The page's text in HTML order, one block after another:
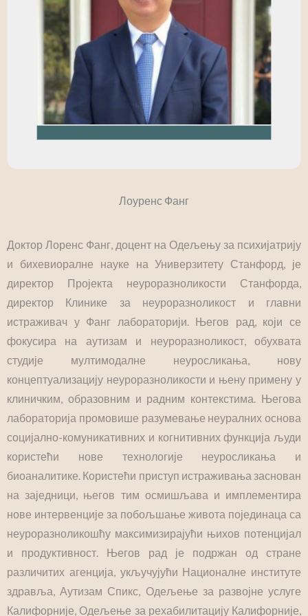
Лоуренс Фанг
Доктор Лоренс Фанг, доцент на Одељењу за психијатрију
и бихевиоралне науке на Универзитету Станфорд, је
директор Пројекта неуроразноликости Станфорда,
директор Клинике за неуроразноликост и главни
истраживач у Фанг лабораторији. Његов рад, који се
фокусира на аутизам и неуроразноликост, обухвата
студије мултимодалне неуросликања, нову
концептуализацију неуроразноликости и њену примену у
клиничким, образовним и радним контекстима. Његова
лабораторија промовише разумевање неуралних основа
социјално-комуникативних и когнитивних функција људи
користећи нове технологије неуросликања и
биоаналитике. Користећи приступ истраживања заснован
на заједници, његов тим осмишљава и имплементира
нове интервенције за побољшање живота појединаца са
неуроразноликошћу максимизирајући њихов потенцијал
и продуктивност. Његов рад је подржан од стране
различитих агенција, укључујући Националне институте
здравља, Аутизам Спикс, Одељење за развојне услуге
Калифорније, Одељење за рехабилитацију Калифорније,